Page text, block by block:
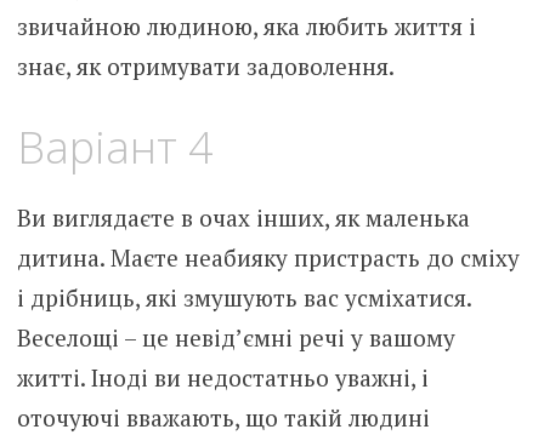
звичайною людиною, яка любить життя і
знає, як отримувати задоволення.
Варіант 4
Ви виглядаєте в очах інших, як маленька
дитина. Маєте неабияку пристрасть до сміху
і дрібниць, які змушують вас усміхатися.
Веселощі – це невід’ємні речі у вашому
житті. Іноді ви недостатньо уважні, і
оточуючі вважають, що такій людині